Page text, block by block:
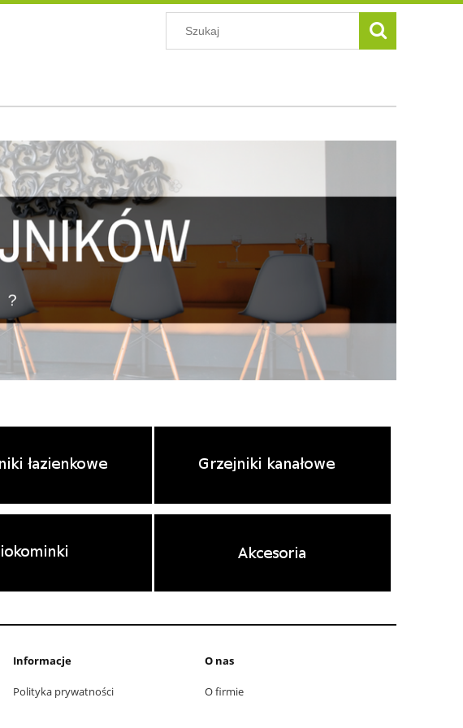
Informacje
Polityka prywatności
O nas
O firmie